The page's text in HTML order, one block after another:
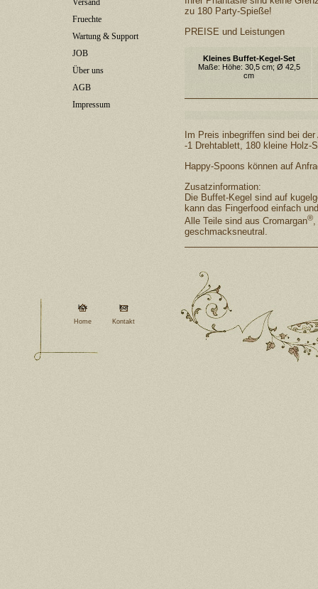
Versand
Fruechte
Wartung & Support
JOB
Über uns
AGB
Impressum
zu 180 Party-Spieße!
PREISE und Leistungen
Kleines Buffet-Kegel-Set
Maße: Höhe: 30,5 cm; Ø 42,5
cm
Im Preis inbegriffen sind bei
-1 Drehtablett, 180 kleine Holz-
Happy-Spoons können auf
Zusatzinformation:
Die Buffet-Kegel sind auf
kann das Fingerfood einfach
Alle Teile sind aus Cromargan®,
geschmacksneutral.
Home Kontakt